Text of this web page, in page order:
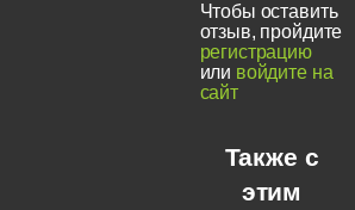
Чтобы оставить
отзыв, пройдите
регистрацию
или войдите на
сайт
Также с
этим